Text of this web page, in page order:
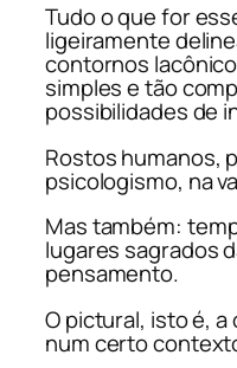
Tudo o que for
ligeiramente
contornos
simples e tão
possibilidades de
Rostos humanos,
psicologismo, na
Mas também:
lugares sagrados
pensamento.
O pictural, isto é,
num certo